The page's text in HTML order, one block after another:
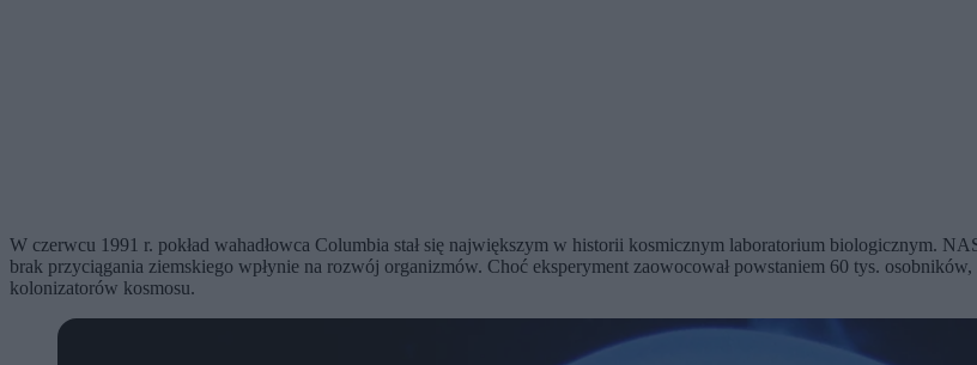
W czerwcu 1991 r. pokład wahadłowca Columbia stał się największym w historii kosmicznym laboratorium biologicznym.
brak przyciągania ziemskiego wpłynie na rozwój organizmów. Choć eksperyment zaowocował powstaniem 60 tys.
kolonizatorów kosmosu.